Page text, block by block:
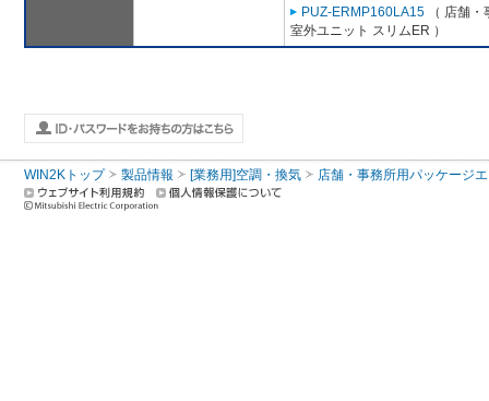
PUZ-ERMP160LA15 （ 店舗
室外ユニット スリムER ）
WIN2Kトップ 製品情報 [業務用]空調・換気 店舗・事務所用パッケージ